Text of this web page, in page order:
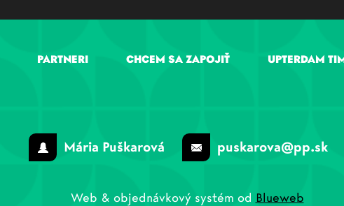
PARTNERI CHCEM SA ZAPOJIŤ UPTERDAM
Mária Puškarová puskarova@pp.sk
Web & objednávkový systém od Blueweb